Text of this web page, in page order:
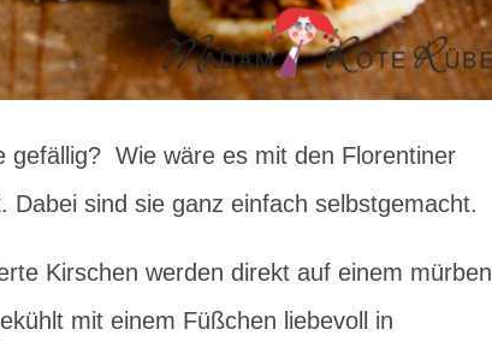
gefällig? Wie wäre es mit den Florentiner
Dabei sind sie ganz einfach selbstgemacht.
Kirschen werden direkt auf einem mürben
mit einem Füßchen liebevoll in